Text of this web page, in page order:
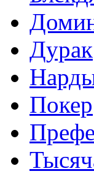
Дурак
Покер